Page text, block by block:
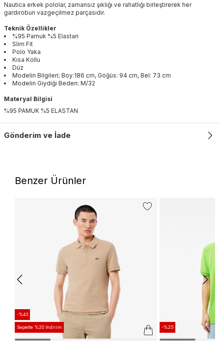
Nautica erkek pololar, zamansız şıklığı ve rahatlığı birleştirerek her
gardırobun vazgeçilmez parçasıdır.
Teknik Özellikler
%95 Pamuk %5 Elastan
Slim Fit
Polo Yaka
Kısa Kollu
Düz
Modelin Bilgileri; Boy:186 cm, Göğüs: 94 cm, Bel: 73 cm
Modelin Giydiği Beden: M/32
Materyal Bilgisi
%95 PAMUK %5 ELASTAN
Gönderim ve İade
Benzer Ürünler
-%43
Sepette %20 İndirim -%25